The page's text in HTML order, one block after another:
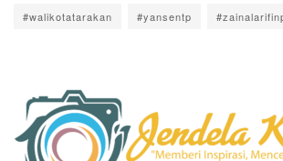
#walikotatarakan #yansentp